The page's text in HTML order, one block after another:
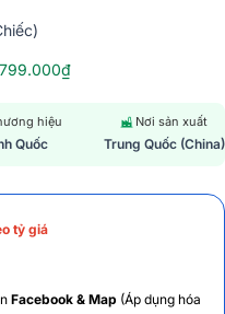
hiệu
Quốc
Nơi sản xuất
Trung Quốc (China)
tỷ giá
Facebook & Map (Áp dụng hóa